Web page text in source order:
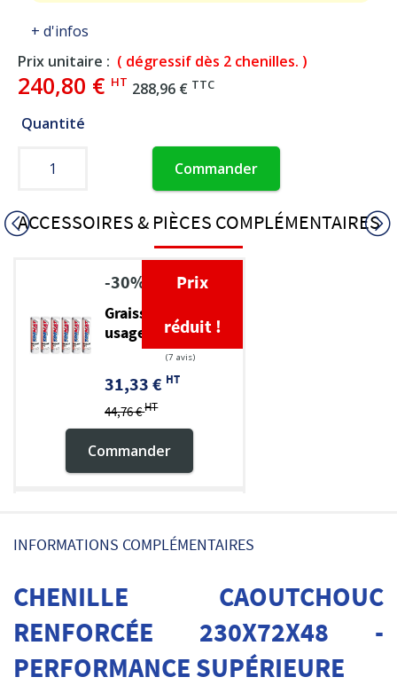
+ d'infos
Prix unitaire : ( dégressif dès 2 chenilles. )
240,80 € HT 288,96 € TTC
Quantité
Commander
ACCESSOIRES & PIÈCES COMPLÉMENTAIRES
Graisse TP multi-
usage EP 2
31,33 € HT
44,76 €HT
Prix
réduit !
-30%
Commander
Pompe à graisse
19,50 €
Commander
INFORMATIONS COMPLÉMENTAIRES
CHENILLE CAOUTCHOUC
RENFORCÉE 230X72X48 -
PERFORMANCE SUPÉRIEURE